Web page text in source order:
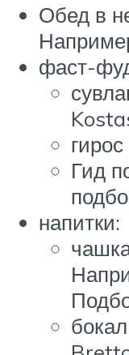
Обед в
фаст-
Гид
напитки: